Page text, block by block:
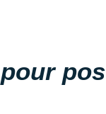
pour